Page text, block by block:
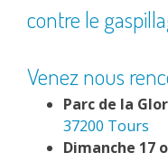
contre le
Venez nous
Parc de la
37200 Tours
Dimanche 17